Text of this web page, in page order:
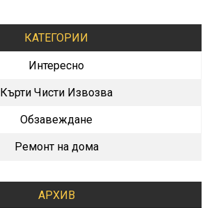
КАТЕГОРИИ
Интересно
Кърти Чисти Извозва
Обзавеждане
Ремонт на дома
АРХИВ